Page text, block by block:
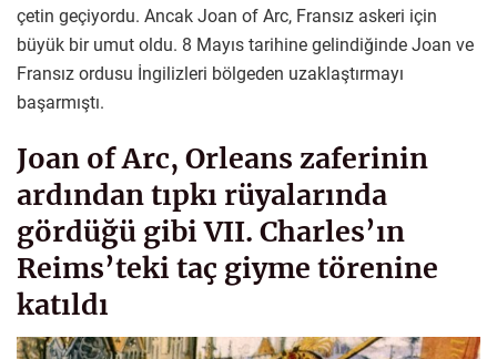
çetin geçiyordu. Ancak Joan of Arc, Fransız askeri için
büyük bir umut oldu. 8 Mayıs tarihine gelindiğinde Joan ve
Fransız ordusu İngilizleri bölgeden uzaklaştırmayı
başarmıştı.
Joan of Arc, Orleans zaferinin
ardından tıpkı rüyalarında
gördüğü gibi VII. Charles’ın
Reims’teki taç giyme törenine
katıldı